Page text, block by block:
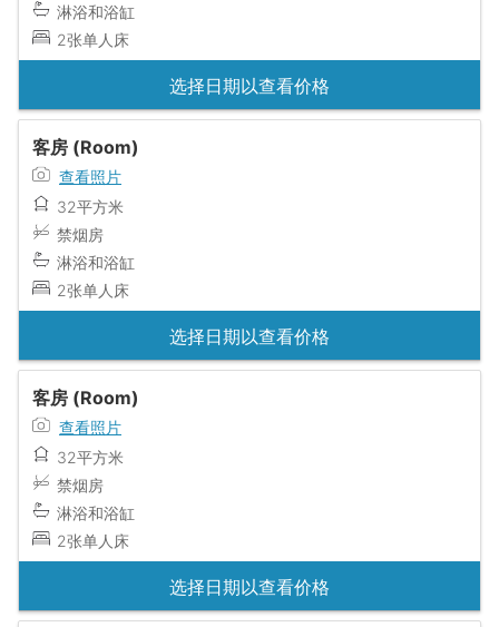
淋浴和浴缸
2张单人床
选择日期以查看价格
客房 (Room)
查看照片
32平方米
禁烟房
淋浴和浴缸
2张单人床
选择日期以查看价格
客房 (Room)
查看照片
32平方米
禁烟房
淋浴和浴缸
2张单人床
选择日期以查看价格